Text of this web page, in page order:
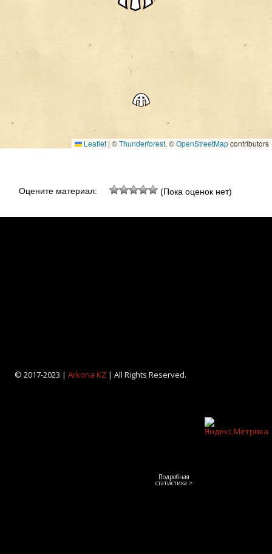
Leaflet | ©Thunderforest, ©OpenStreetMapcontributors
Оцените материал: (Пока оценок нет)
© 2017-2023 | Arkona KZ| All Rights Reserved.
Подробная
статистика >